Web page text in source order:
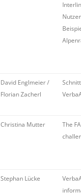
David Englmeier /
Florian Zacherl
Christina Mutter
The
Stephan Lücke